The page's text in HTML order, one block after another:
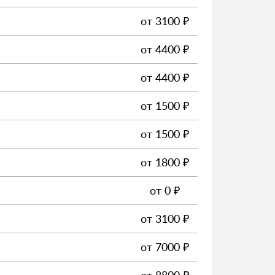
от 3100 ₽
от 4400 ₽
от 4400 ₽
от 1500 ₽
от 1500 ₽
от 1800 ₽
от 0 ₽
от 3100 ₽
от 7000 ₽